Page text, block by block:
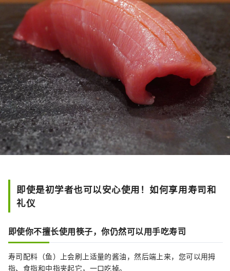
即使是初学者也可以安心使用！如何享用寿司和
礼仪
即使你不擅长使用筷子，你仍然可以用手吃寿司
寿司配料（鱼）上会刷上适量的酱油，然后端上来，您可以用拇
指、食指和中指夹起它，一口吃掉。